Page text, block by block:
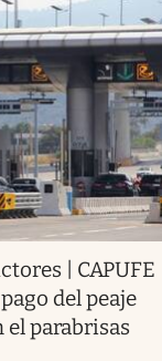
| CAPUFE
del peaje
el parabrisas